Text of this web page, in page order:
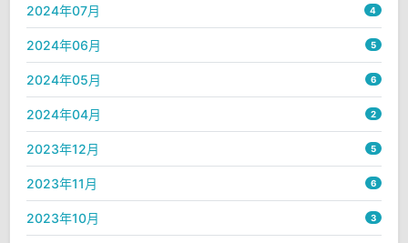
2024年07月 4
2024年06月 5
2024年05月 6
2024年04月 2
2023年12月 5
2023年11月 6
2023年10月 3